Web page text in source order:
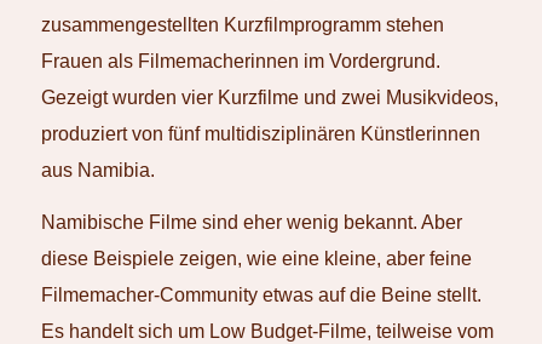
zusammengestellten Kurzfilmprogramm stehen
Frauen als Filmemacherinnen im Vordergrund.
Gezeigt wurden vier Kurzfilme und zwei Musikvideos,
produziert von fünf multidisziplinären Künstlerinnen
aus Namibia.
Namibische Filme sind eher wenig bekannt. Aber
diese Beispiele zeigen, wie eine kleine, aber feine
Filmemacher-Community etwas auf die Beine stellt.
Es handelt sich um Low Budget-Filme, teilweise vom